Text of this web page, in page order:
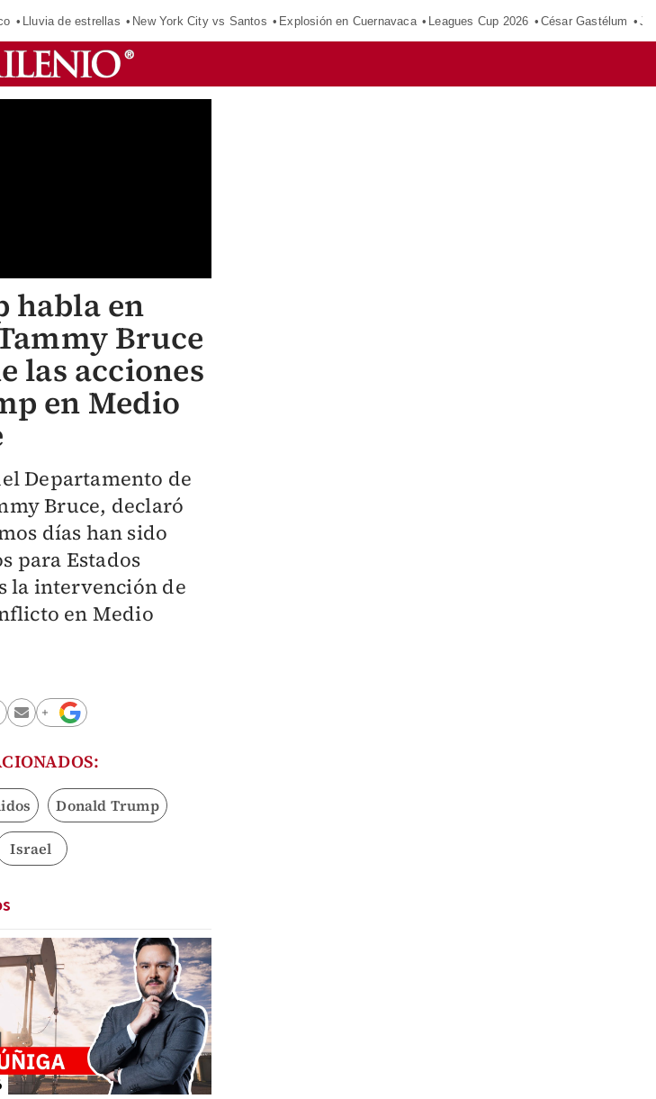
Lluvia de estrellas New York City vs Santos Explosión en Cuernavaca Leagues Cup 2026 César Gastélum
habla en
Bruce
las acciones
en Medio
Departamento de
Bruce, declaró
días han sido
para Estados
la intervención de
en Medio
Donald Trump
Israel